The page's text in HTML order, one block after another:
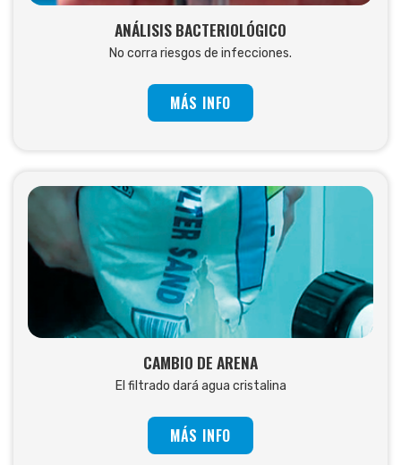
ANÁLISIS BACTERIOLÓGICO
No corra riesgos de infecciones.
MÁS INFO
CAMBIO DE ARENA
El filtrado dará agua cristalina
MÁS INFO